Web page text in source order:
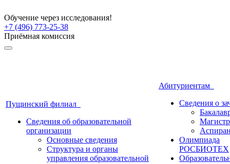
Обучение через исследования!
+7 (496) 773-25-38
Приёмная комиссия
Пущинский филиал
Сведения об образовательной
организации
Основные сведения
Структура и органы
управления образовательной
Абитуриентам
Сведения о
Олимпиада
РОСБИОТЕХ